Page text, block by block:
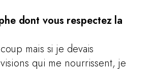
dont vous respectez la
mais si je devais
qui me nourrissent, je